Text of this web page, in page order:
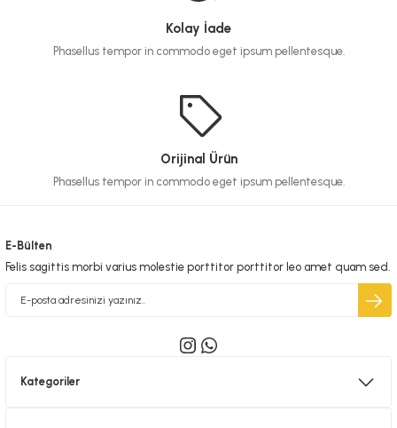
Kolay İade
Phasellus tempor in commodo eget ipsum pellentesque.
Orijinal Ürün
Phasellus tempor in commodo eget ipsum pellentesque.
E-Bülten
Felis sagittis morbi varius molestie porttitor porttitor leo amet quam sed.
Kategoriler